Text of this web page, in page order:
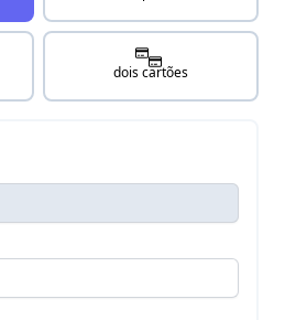
dois cartões